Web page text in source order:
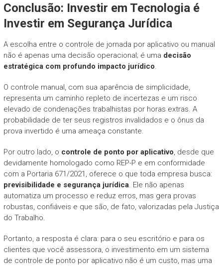
Conclusão: Investir em Tecnologia é
Investir em Segurança Jurídica
A escolha entre o controle de jornada por aplicativo ou manual
não é apenas uma decisão operacional; é uma decisão
estratégica com profundo impacto jurídico.
O controle manual, com sua aparência de simplicidade,
representa um caminho repleto de incertezas e um risco
elevado de condenações trabalhistas por horas extras. A
probabilidade de ter seus registros invalidados e o ônus da
prova invertido é uma ameaça constante.
Por outro lado, o controle de ponto por aplicativo, desde que
devidamente homologado como REP-P e em conformidade
com a Portaria 671/2021, oferece o que toda empresa busca:
previsibilidade e segurança jurídica. Ele não apenas
automatiza um processo e reduz erros, mas gera provas
robustas, confiáveis e que são, de fato, valorizadas pela Justiça
do Trabalho.
Portanto, a resposta é clara: para o seu escritório e para os
clientes que você assessora, o investimento em um sistema
de controle de ponto por aplicativo não é um custo, mas uma